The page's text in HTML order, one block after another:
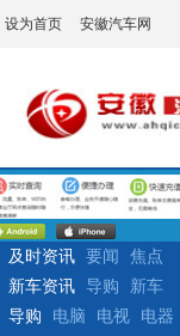
设为首页 安徽汽车网
及时资讯 要闻
焦点
新车资讯
导购 新车
导购
电脑 电视
电器